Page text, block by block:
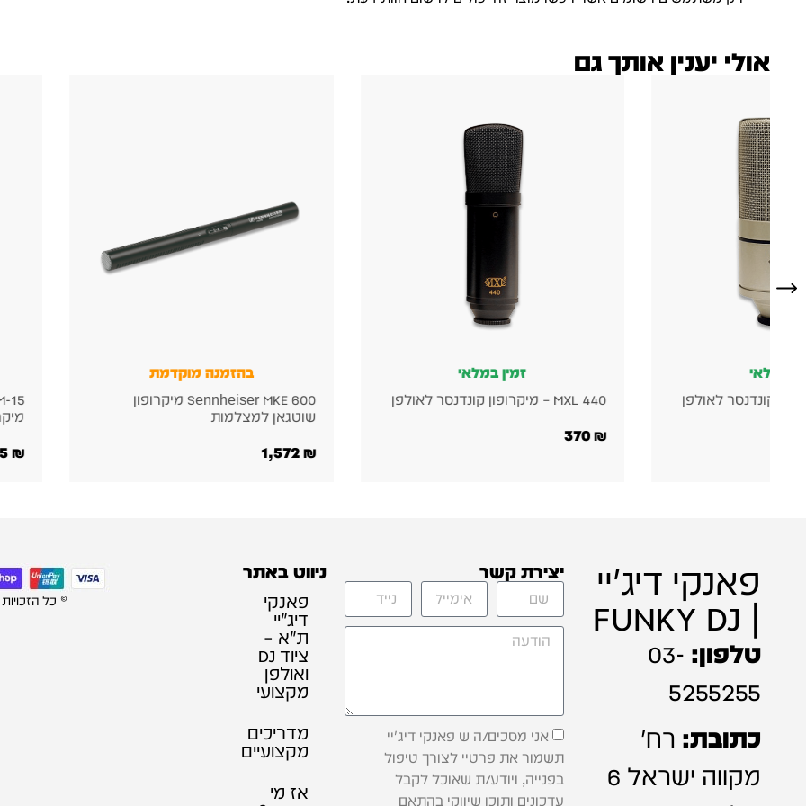
אולי יענין אותך גם
זמין במלאי
בהזמנה מוקדמת
Sennheiser MKE 600 מיקרופון
בהזמנה מוקדמת
מיקרופון קונדנסר נייד
₪
5,455
פאנקי דיג'יי
| FUNKY DJ
טלפון: 03-
5255255
כתובת: רח'
מקווה ישראל 6
יצירת קשר
אני מסכים/ה ש פאנקי דיג'יי
תשמור את פרטיי לצורך טיפול
בפנייה, ויודע/ת שאוכל לקבל
עדכונים ותוכן שיווקי בהתאם
ניווט באתר
פאנקי
דיג׳יי
ת"א –
ציוד DJ
ואולפן
מקצועי
מדריכים
מקצועיים
אז מי
© כל